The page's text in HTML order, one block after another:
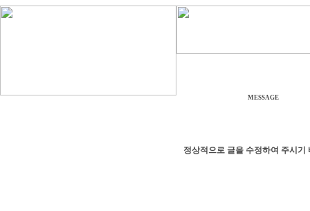
MESSAGE
정상적으로 글을 수정하여 주시기